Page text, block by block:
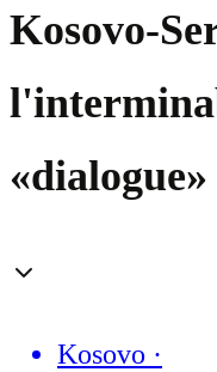
Kosovo-
«dialogue»
Kosovo ·